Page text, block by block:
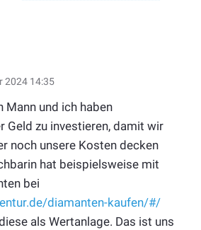
2024 14:35
Mann und ich haben
Geld zu investieren, damit wir
noch unsere Kosten decken
hat beispielsweise mit
bei
diamanten-kaufen/#/
als Wertanlage. Das ist uns